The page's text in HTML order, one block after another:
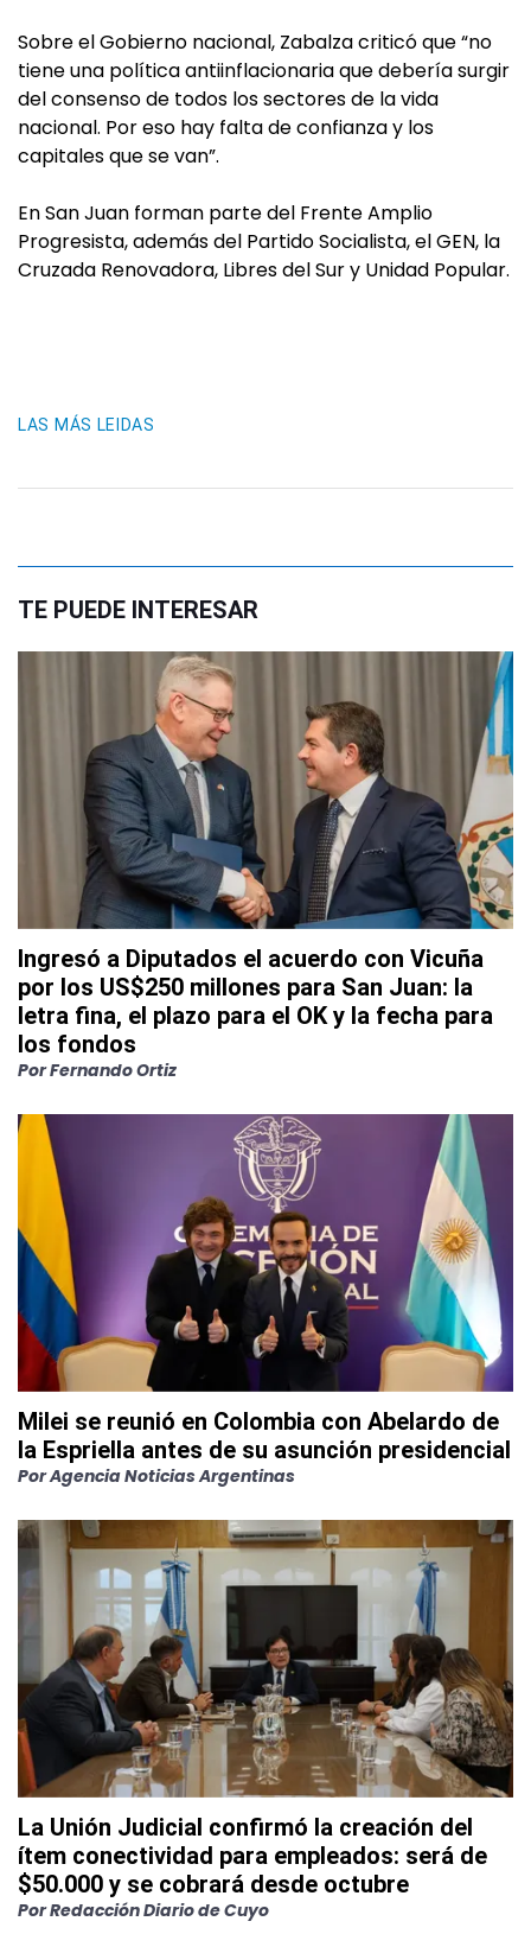
Sobre el Gobierno nacional, Zabalza criticó que “no
tiene una política antiinflacionaria que debería surgir
del consenso de todos los sectores de la vida
nacional. Por eso hay falta de confianza y los
capitales que se van”.
En San Juan forman parte del Frente Amplio
Progresista, además del Partido Socialista, el GEN, la
Cruzada Renovadora, Libres del Sur y Unidad Popular.
LAS MÁS LEIDAS
TE PUEDE INTERESAR
Ingresó a Diputados el acuerdo con Vicuña
por los US$250 millones para San Juan: la
letra fina, el plazo para el OK y la fecha para
los fondos
PorFernando Ortiz
Milei se reunió en Colombia con Abelardo de
la Espriella antes de su asunción presidencial
PorAgencia Noticias Argentinas
La Unión Judicial confirmó la creación del
ítem conectividad para empleados: será de
$50.000 y se cobrará desde octubre
PorRedacción Diario de Cuyo